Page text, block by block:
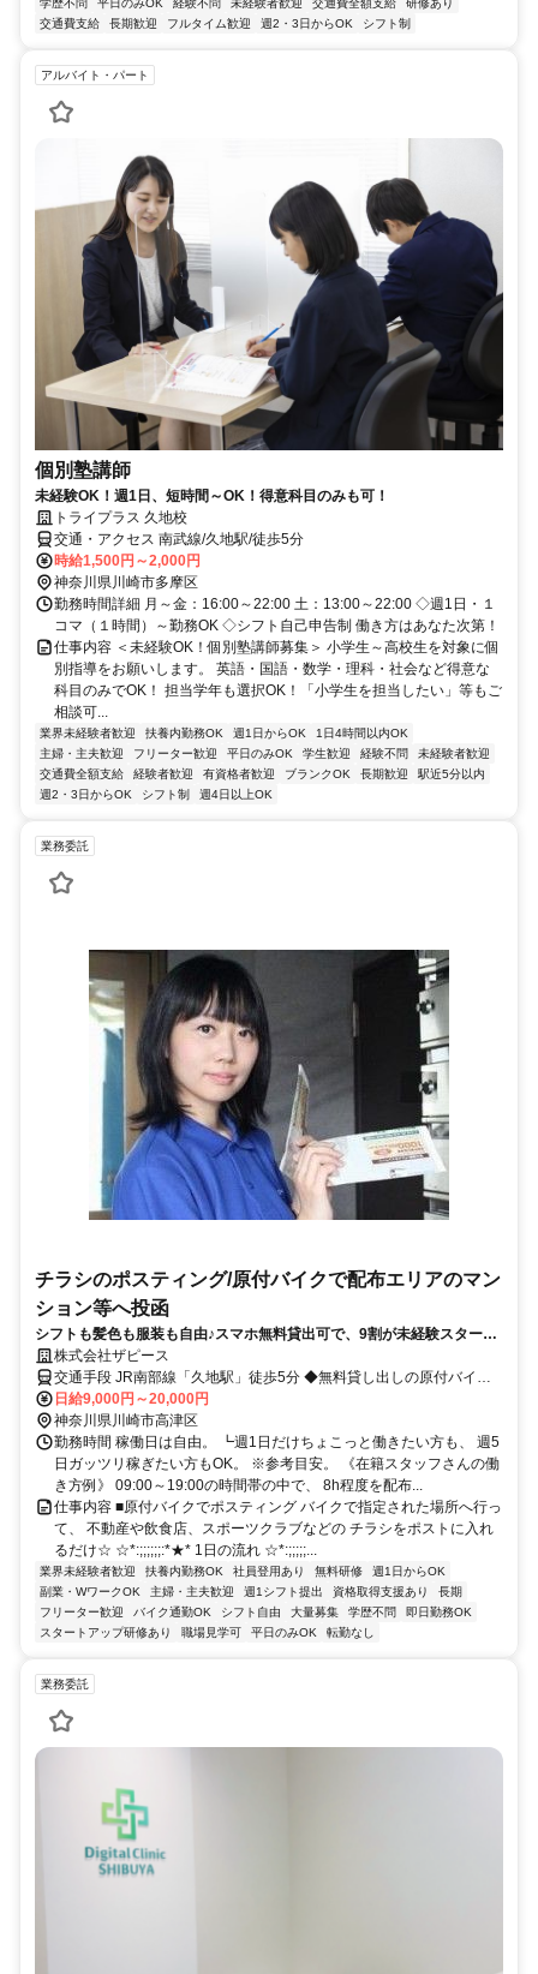
学歴不問 平日のみOK 経験不問 未経験者歓迎 交通費全額支給
研修あり
交通費支給
長期歓迎 フルタイム歓迎 週2・3日からOK シフト制
アルバイト・パート
個別塾講師
未経験OK！週1日、短時間～OK！得意科目のみも可！
トライプラス 久地校
交通・アクセス 南武線/久地駅/徒歩5分
時給1,500円～2,000円
神奈川県川崎市多摩区
勤務時間詳細 月～金：16:00～22:00 土：13:00～22:00 ◇週1日・１
コマ（１時間）～勤務OK ◇シフト自己申告制 働き方はあなた次第！
仕事内容 ＜未経験OK！個別塾講師募集＞ 小学生～高校生を対象に個
別指導をお願いします。 英語・国語・数学・理科・社会など得意な
科目のみでOK！ 担当学年も選択OK！「小学生を担当したい」等もご
相談可...
業界未経験者歓迎 扶養内勤務OK 週1日からOK
1日4時間以内OK
主婦・主夫歓迎
フリーター歓迎 平日のみOK 学生歓迎 経験不問
未経験者歓迎
交通費全額支給
経験者歓迎 有資格者歓迎 ブランクOK 長期歓迎
駅近5分以内
週2・3日からOK
シフト制 週4日以上OK
業務委託
チラシのポスティング/原付バイクで配布エリアのマン
ション等へ投函
シフトも髪色も服装も自由♪スマホ無料貸出可で、9割が未経験スタート
です☆
株式会社ザピース
交通手段 JR南部線「久地駅」徒歩5分 ◆無料貸し出しの原付バイク
通勤OK ◆自転車通勤もOK 【最寄り駅】 ・ＪＲ南武線「久地駅」
日給9,000円～20,000円
神奈川県川崎市高津区
勤務時間 稼働日は自由。 ┗週1日だけちょこっと働きたい方も、 週5
日ガッツリ稼ぎたい方もOK。 ※参考目安。 《在籍スタッフさんの働
き方例》 09:00～19:00の時間帯の中で、 8h程度を配布...
仕事内容 ■原付バイクでポスティング バイクで指定された場所へ行っ
て、 不動産や飲食店、スポーツクラブなどの チラシをポストに入れ
るだけ☆ ☆*:;;;;;;:*★* 1日の流れ ☆*:;;;;;...
業界未経験者歓迎 扶養内勤務OK 社員登用あり 無料研修
週1日からOK
副業・WワークOK
主婦・主夫歓迎 週1シフト提出 資格取得支援あり
長期
フリーター歓迎
バイク通勤OK シフト自由 大量募集 学歴不問
即日勤務OK
スタートアップ研修あり
職場見学可 平日のみOK 転勤なし
業務委託